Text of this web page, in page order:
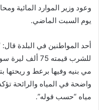
وعود وزير الموارد المائية
يوم السبت الماضي.
أحد المواطنين في البلدة
للشرب قيمته
مي بنيه وفيها برعط و
واضحة في المياه والرائحة
مياه “حسب قوله”.